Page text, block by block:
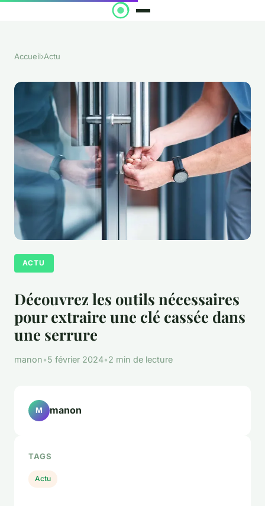
Accueil›Actu
ACTU
Découvrez les outils nécessaires
pour extraire une clé cassée dans
une serrure
manon•5 février 2024•2 min de lecture
M manon
TAGS
Actu